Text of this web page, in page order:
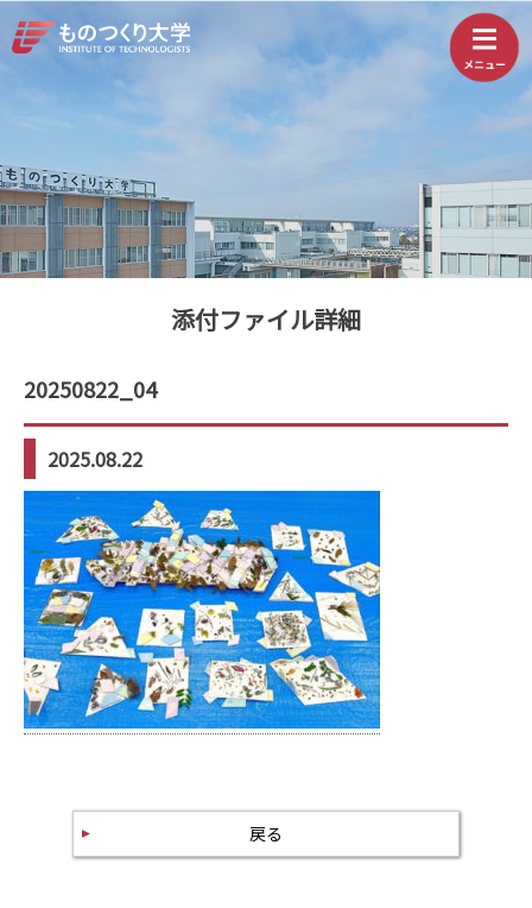
添付ファイル詳細
20250822_04
2025.08.22
戻る